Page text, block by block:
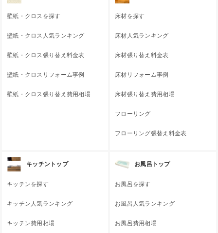
壁紙・クロスを探す
壁紙・クロス人気ランキング
壁紙・クロス張り替え料金表
壁紙・クロスリフォーム事例
壁紙・クロス張り替え費用相場
床材を探す
床材人気ランキング
床材張り替え料金表
床材リフォーム事例
床材張り替え費用相場
フローリング
フローリング張替え料金表
キッチントップ
キッチンを探す
キッチン人気ランキング
キッチン費用相場
お風呂トップ
お風呂を探す
お風呂人気ランキング
お風呂費用相場